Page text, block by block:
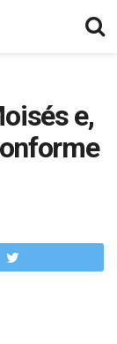
e,